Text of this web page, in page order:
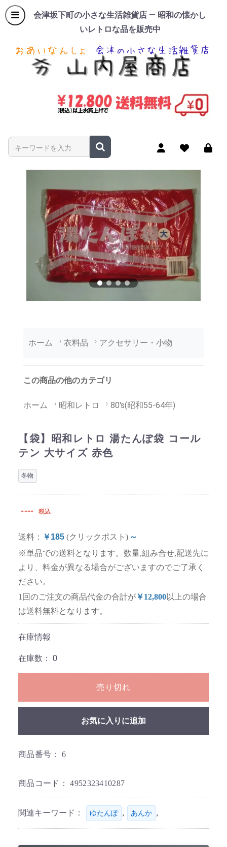
会津坂下町の小さな生活雑貨店 — 昭和の懐かし
いレトロな品を販売中
商品名やキーワードを入力
ホーム 衣料品 アクセサリー・小物
この商品の他のカテゴリ
ホーム 昭和レトロ 80's(昭和55-64年)
【袋】昭和レトロ 湯たんぽ袋 コール
テン 大サイズ 赤色
冬物
---- 税込
送料： ￥185 (クリックポスト) ～
※単品での送料となります。数量,組み合せ,配送先に
より、料金が異なる場合がございますのでご了承く
ださい。
1回のご注文の商品代金の合計が￥12,800以上の場合
は送料無料となります。
在庫情報
在庫数： 0
売り切れ
お気に入りに追加
商品番号： 6
商品コード：4952323410287
関連キーワード： ゆたんぽ , あんか ,